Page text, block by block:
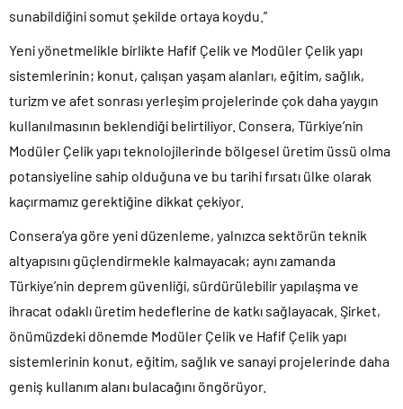
sunabildiğini somut şekilde ortaya koydu.”
Yeni yönetmelikle birlikte Hafif Çelik ve Modüler Çelik yapı
sistemlerinin; konut, çalışan yaşam alanları, eğitim, sağlık,
turizm ve afet sonrası yerleşim projelerinde çok daha yaygın
kullanılmasının beklendiği belirtiliyor. Consera, Türkiye’nin
Modüler Çelik yapı teknolojilerinde bölgesel üretim üssü olma
potansiyeline sahip olduğuna ve bu tarihi fırsatı ülke olarak
kaçırmamız gerektiğine dikkat çekiyor.
Consera’ya göre yeni düzenleme, yalnızca sektörün teknik
altyapısını güçlendirmekle kalmayacak; aynı zamanda
Türkiye’nin deprem güvenliği, sürdürülebilir yapılaşma ve
ihracat odaklı üretim hedeflerine de katkı sağlayacak. Şirket,
önümüzdeki dönemde Modüler Çelik ve Hafif Çelik yapı
sistemlerinin konut, eğitim, sağlık ve sanayi projelerinde daha
geniş kullanım alanı bulacağını öngörüyor.